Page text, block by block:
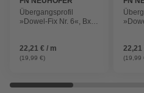
Übergangsprofil
»Dowel-Fix Nr. 6«, BxL:
22,21 € / m
(19,99 €)
22,21
(19,99